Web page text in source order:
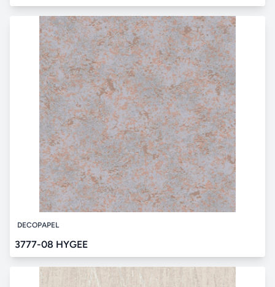
DECOPAPEL
3777-08 HYGEE